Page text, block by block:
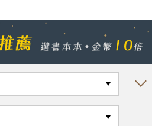
《花錢的藝術》沒有提供預
算、訣竅，或一體適用的解決方
案。它旨在讓你了解你和金錢的
關係，會如何影響你的決定，進
財富自由的「15個心理層次」。
每個人都能在這個框架中找到屬
下的「遠古巨獸」影響著男人對
女人的態度與對待方式，但小說
視，而是展現出更為複雜多面的
欲望關係。書中女人所受到的控
制有暴力性質（如有權有勢的乾
爹），有金錢性質（如妓院），
「強大」呢？ 第一次看到
《因為我是「最強的」》時，我
立刻被封面上占據大半畫面的鱷
龍正從遠方迎面而來；畫面中的
鱷魚與暴龍，都有著同樣銳利的
黃色眼睛，讓人一時分辨不出
錯了」、「別相信自己的每個念
頭」，也因此開始特別留意自己
和身邊人的念頭，比如我的母
親。每次聽她重複在抱怨同樣的
害自己最大的，就是你最難放下
的那個念頭。看到她的不快樂與